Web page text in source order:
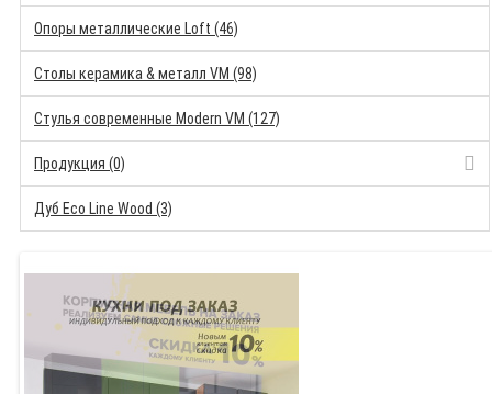
Опоры металлические Loft (46)
Столы керамика & металл VM (98)
Стулья современные Modern VM (127)
Продукция (0)
Дуб Eco Line Wood (3)